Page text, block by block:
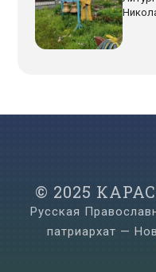
© 2025
Русская
патриархат —